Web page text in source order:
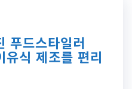
푸드스타일러
식 제조를 편리